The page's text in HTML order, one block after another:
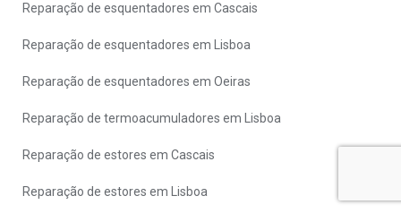
Reparação de esquentadores em Cascais
Reparação de esquentadores em Lisboa
Reparação de esquentadores em Oeiras
Reparação de termoacumuladores em Lisboa
Reparação de estores em Cascais
Reparação de estores em Lisboa